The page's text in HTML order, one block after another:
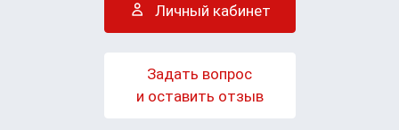
Личный кабинет
Задать вопрос
и оставить отзыв